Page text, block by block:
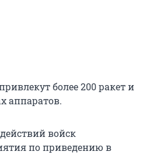
более 200 ракет и
аппаратов.
войск
по приведению в